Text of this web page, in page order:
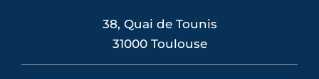
38, Quai de Tounis
31000 Toulouse